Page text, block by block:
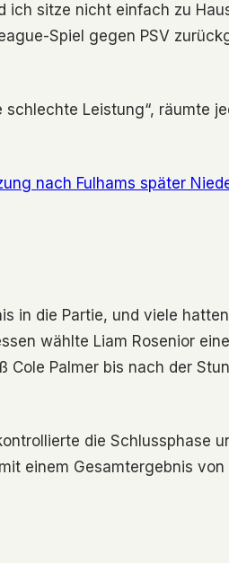
ich sitze nicht einfach zu
Spiel gegen PSV
Leistung“, räumte
nach Fulhams später
in die Partie, und viele
wählte Liam Rosenior
Palmer bis nach der
die Schlussphase
einem Gesamtergebnis